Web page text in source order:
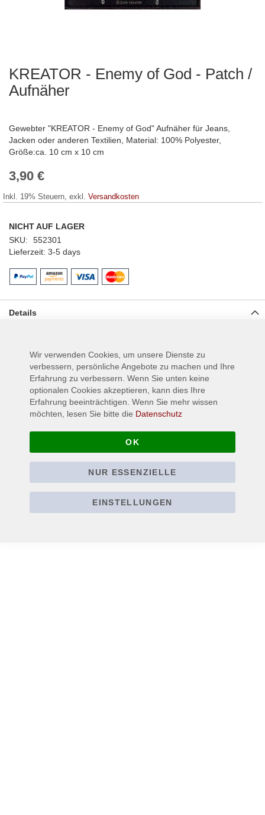
KREATOR - Enemy of God - Patch /
Aufnäher
Gewebter "KREATOR - Enemy of God" Aufnäher für Jeans,
Jacken oder anderen Textilien, Material: 100% Polyester,
Größe:ca. 10 cm x 10 cm
3,90 €
Inkl. 19% Steuern, exkl. Versandkosten
NICHT AUF LAGER
SKU
552301
Lieferzeit 3-5 days
Zum
Anfang
der
Details
Größe:ca. 10 cm x 10 cm
Mehr Informationen
Wir verwenden Cookies, um unsere Dienste zu
verbessern, persönliche Angebote zu machen und Ihre
Erfahrung zu verbessern. Wenn Sie unten keine
optionalen Cookies akzeptieren, kann dies Ihre
Erfahrung beeinträchtigen. Wenn Sie mehr wissen
möchten, lesen Sie bitte die Datenschutz
OK
NUR ESSENZIELLE
EINSTELLUNGEN